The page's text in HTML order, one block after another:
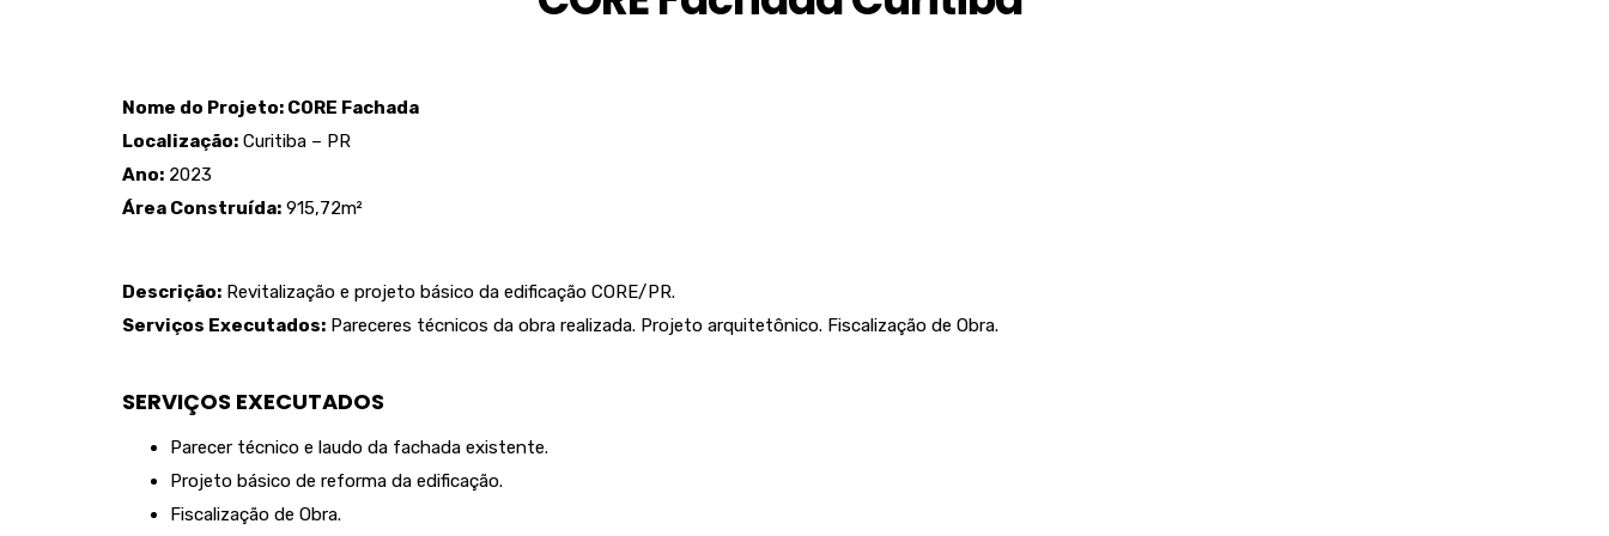
Nome do Projeto: CORE Fachada
Localização: Curitiba – PR
Ano: 2023
Área Construída: 915,72m²
Descrição: Revitalização e projeto básico da edificação CORE/PR.
Serviços Executados: Pareceres técnicos da obra realizada. Projeto arquitetônico. Fiscalização de Obra.
SERVIÇOS EXECUTADOS
Parecer técnico e laudo da fachada existente.
Projeto básico de reforma da edificação.
Fiscalização de Obra.